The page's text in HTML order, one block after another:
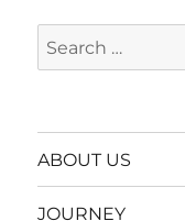
Search
for:
ABOUT US
JOURNEY